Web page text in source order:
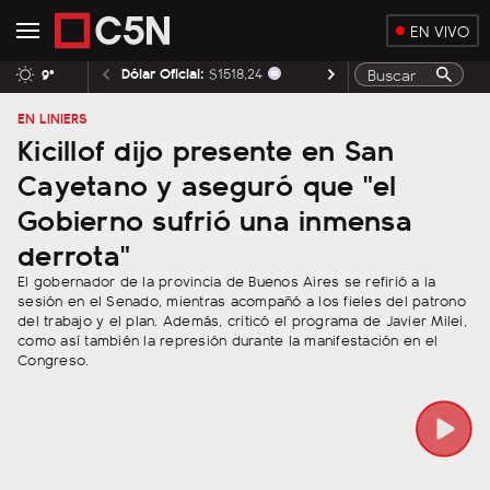
EN VIVO
9° Dólar Oficial: $1518,24 Dólar BNA: $1520,00
EN LINIERS
Kicillof dijo presente en San
Cayetano y aseguró que "el
Gobierno sufrió una inmensa
derrota"
El gobernador de la provincia de Buenos Aires se refirió a la
sesión en el Senado, mientras acompañó a los fieles del patrono
del trabajo y el plan. Además, criticó el programa de Javier Milei,
como así también la represión durante la manifestación en el
Congreso.